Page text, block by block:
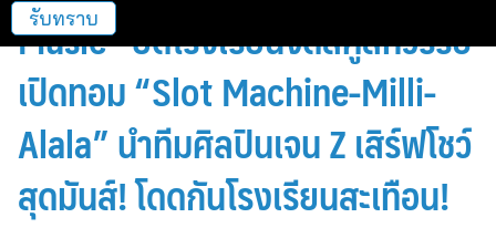
Music” ยึดโรงเรียนจัดสคูลทัวร์รับ
เปิดทอม “Slot Machine-Milli-
Alala” นำทีมศิลปินเจน Z เสิร์ฟโชว์
สุดมันส์! โดดกันโรงเรียนสะเทือน!
รับทราบ